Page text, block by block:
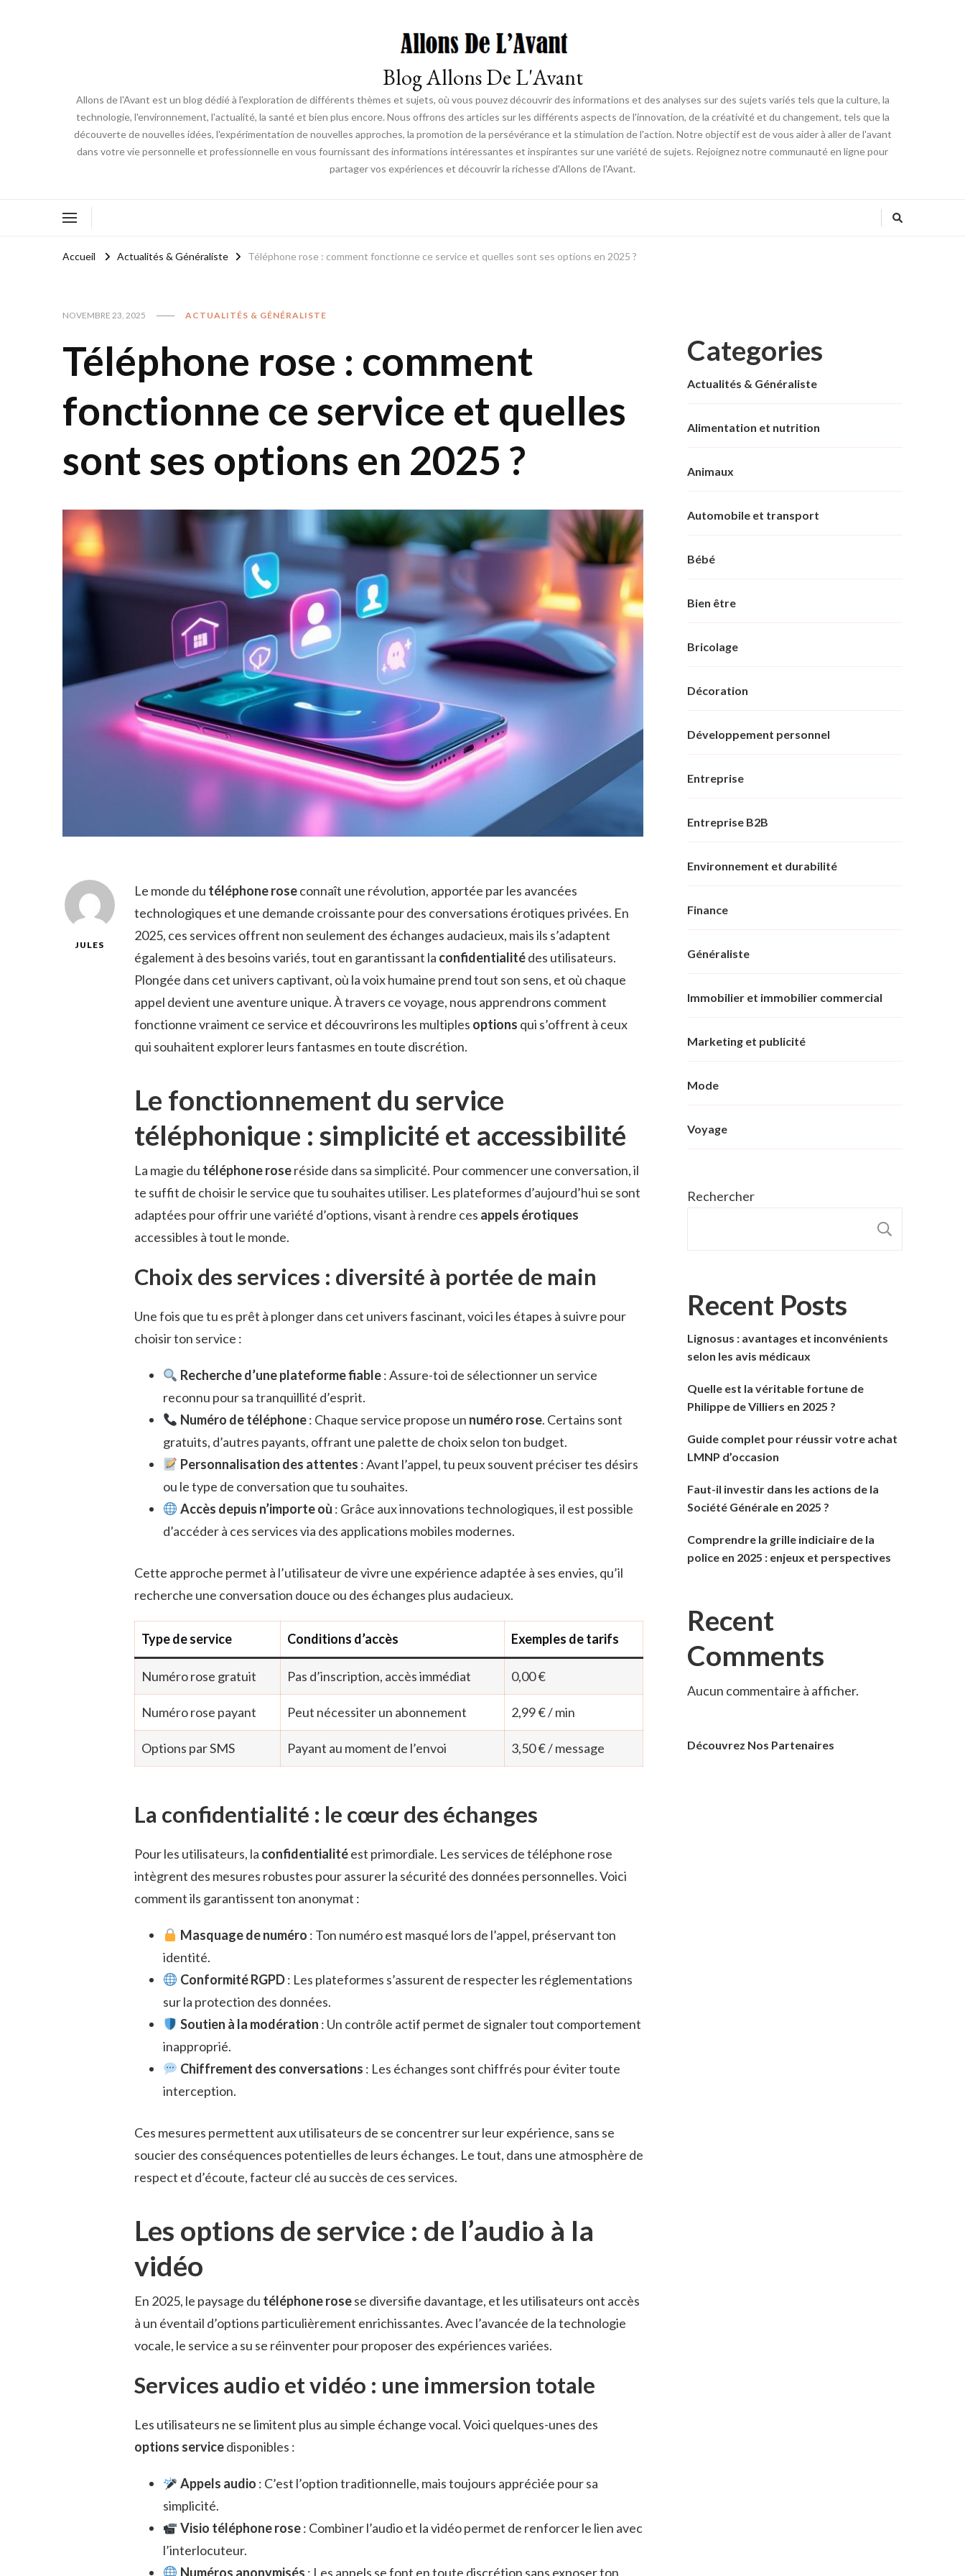
Blog Allons De L'Avant
Allons de l'Avant est un blog dédié à l'exploration de différents thèmes et sujets, où vous pouvez découvrir des informations et des analyses sur des sujets variés tels que la culture, la
technologie, l'environnement, l'actualité, la santé et bien plus encore. Nous offrons des articles sur les différents aspects de l'innovation, de la créativité et du changement, tels que la
découverte de nouvelles idées, l'expérimentation de nouvelles approches, la promotion de la persévérance et la stimulation de l'action. Notre objectif est de vous aider à aller de l'avant
dans votre vie personnelle et professionnelle en vous fournissant des informations intéressantes et inspirantes sur une variété de sujets. Rejoignez notre communauté en ligne pour
partager vos expériences et découvrir la richesse d'Allons de l'Avant.
Accueil Actualités & Généraliste Téléphone rose : comment fonctionne ce service et quelles sont ses options en 2025 ?
NOVEMBRE 23, 2025 ACTUALITÉS & GÉNÉRALISTE
Téléphone rose : comment
fonctionne ce service et quelles
sont ses options en 2025 ?
JULES
Le monde du téléphone roseconnaît une révolution, apportée par les avancées
technologiques et une demande croissante pour des conversations érotiques privées. En
2025, ces services offrent non seulement des échanges audacieux, mais ils s’adaptent
également à des besoins variés, tout en garantissant la confidentialitédes utilisateurs.
Plongée dans cet univers captivant, où la voix humaine prend tout son sens, et où chaque
appel devient une aventure unique. À travers ce voyage, nous apprendrons comment
fonctionne vraiment ce service et découvrirons les multiples options qui s’offrent à ceux
qui souhaitent explorer leurs fantasmes en toute discrétion.
Le fonctionnement du service
téléphonique : simplicité et accessibilité
La magie du téléphone roseréside dans sa simplicité. Pour commencer une conversation, il
te suffit de choisir le service que tu souhaites utiliser. Les plateformes d’aujourd’hui se sont
adaptées pour offrir une variété d’options, visant à rendre ces appels érotiques
accessibles à tout le monde.
Choix des services : diversité à portée de main
Une fois que tu es prêt à plonger dans cet univers fascinant, voici les étapes à suivre pour
choisir ton service :
Recherche d’une plateforme fiable: Assure-toi de sélectionner un service
reconnu pour sa tranquillité d’esprit.
Numéro de téléphone: Chaque service propose un numéro rose. Certains sont
gratuits, d’autres payants, offrant une palette de choix selon ton budget.
Personnalisation des attentes : Avant l’appel, tu peux souvent préciser tes désirs
ou le type de conversation que tu souhaites.
Accès depuis n’importe où : Grâce aux innovations technologiques, il est possible
d’accéder à ces services via des applications mobiles modernes.
Cette approche permet à l’utilisateur de vivre une expérience adaptée à ses envies, qu’il
recherche une conversation douce ou des échanges plus audacieux.
Type de service Conditions d’accès Exemples de tarifs
Numéro rose gratuit Pas d’inscription, accès immédiat 0,00 €
Numéro rose payant Peut nécessiter un abonnement 2,99 € / min
Options par SMS Payant au moment de l’envoi 3,50 € / message
La confidentialité : le cœur des échanges
Pour les utilisateurs, la confidentialitéest primordiale. Les services de téléphone rose
intègrent des mesures robustes pour assurer la sécurité des données personnelles. Voici
comment ils garantissent ton anonymat :
Masquage de numéro : Ton numéro est masqué lors de l’appel, préservant ton
identité.
Conformité RGPD: Les plateformes s’assurent de respecter les réglementations
sur la protection des données.
Soutien à la modération : Un contrôle actif permet de signaler tout comportement
inapproprié.
Chiffrement des conversations : Les échanges sont chiffrés pour éviter toute
interception.
Ces mesures permettent aux utilisateurs de se concentrer sur leur expérience, sans se
soucier des conséquences potentielles de leurs échanges. Le tout, dans une atmosphère de
respect et d’écoute, facteur clé au succès de ces services.
Les options de service : de l’audio à la
vidéo
En 2025, le paysage du téléphone rosese diversifie davantage, et les utilisateurs ont accès
à un éventail d’options particulièrement enrichissantes. Avec l’avancée de la technologie
vocale, le service a su se réinventer pour proposer des expériences variées.
Services audio et vidéo : une immersion totale
Les utilisateurs ne se limitent plus au simple échange vocal. Voici quelques-unes des
options servicedisponibles :
Appels audio : C’est l’option traditionnelle, mais toujours appréciée pour sa
simplicité.
Visio téléphone rose: Combiner l’audio et la vidéo permet de renforcer le lien avec
l’interlocuteur.
Numéros anonymisés : Les appels se font en toute discrétion sans exposer ton
Categories
Actualités & Généraliste
Alimentation et nutrition
Animaux
Automobile et transport
Bébé
Bien être
Bricolage
Décoration
Développement personnel
Entreprise
Entreprise B2B
Environnement et durabilité
Finance
Généraliste
Immobilier et immobilier commercial
Marketing et publicité
Mode
Voyage
Rechercher
Recent Posts
Lignosus : avantages et inconvénients
selon les avis médicaux
Quelle est la véritable fortune de
Philippe de Villiers en 2025 ?
Guide complet pour réussir votre achat
LMNP d’occasion
Faut-il investir dans les actions de la
Société Générale en 2025 ?
Comprendre la grille indiciaire de la
police en 2025 : enjeux et perspectives
Recent
Comments
Aucun commentaire à afficher.
Découvrez Nos Partenaires